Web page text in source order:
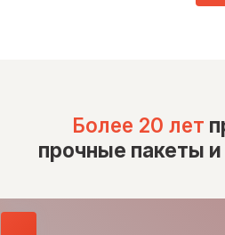
Более 20 лет
прочные пакеты